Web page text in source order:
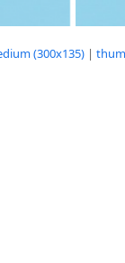
(300x135) |